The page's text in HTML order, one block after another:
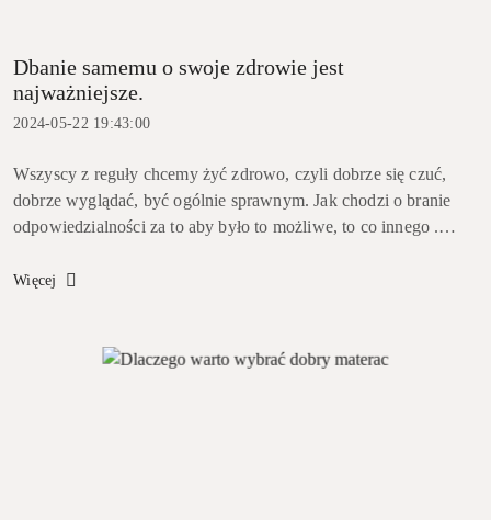
Dbanie samemu o swoje zdrowie jest
najważniejsze.
2024-05-22 19:43:00
Wszyscy z reguły chcemy żyć zdrowo, czyli dobrze się czuć,
dobrze wyglądać, być ogólnie sprawnym. Jak chodzi o branie
odpowiedzialności za to aby było to możliwe, to co innego .
medycy, di...
Więcej